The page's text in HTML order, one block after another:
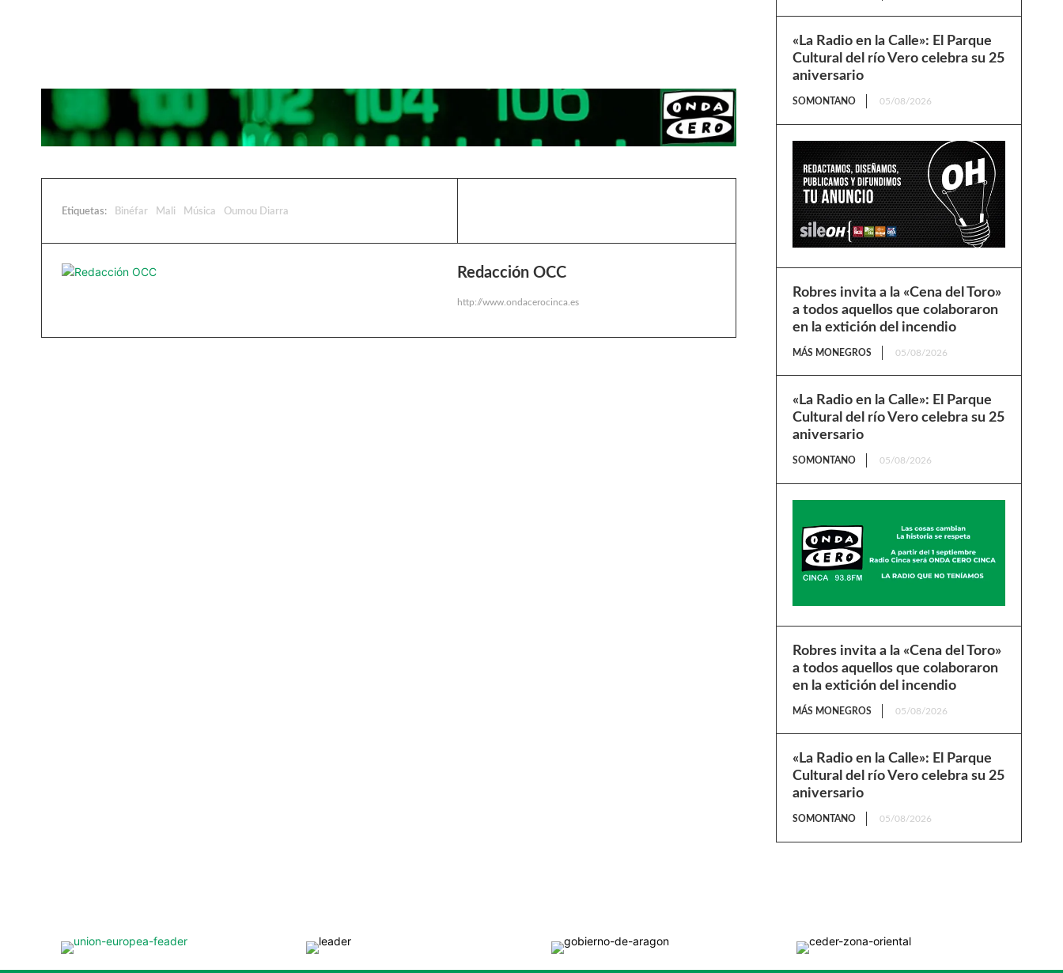
Etiquetas: Binéfar Mali Música Oumou Diarra
Redacción OCC
http://www.ondacerocinca.es
«La Radio en la Calle»: El Parque
Cultural del río Vero celebra su 25
aniversario
SOMONTANO 05/08/2026
Robres invita a la «Cena del Toro»
a todos aquellos que colaboraron
en la extición del incendio
MÁS MONEGROS 05/08/2026
«La Radio en la Calle»: El Parque
Cultural del río Vero celebra su 25
aniversario
SOMONTANO 05/08/2026
Robres invita a la «Cena del Toro»
a todos aquellos que colaboraron
en la extición del incendio
MÁS MONEGROS 05/08/2026
«La Radio en la Calle»: El Parque
Cultural del río Vero celebra su 25
aniversario
SOMONTANO 05/08/2026